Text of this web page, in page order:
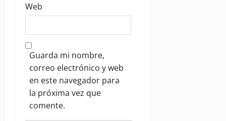
Web
Guarda mi nombre,
correo electrónico y web
en este navegador para
la próxima vez que
comente.